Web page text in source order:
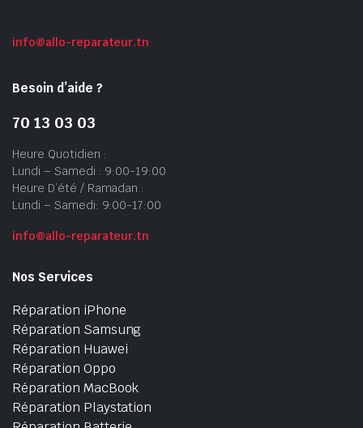
info@allo-reparateur.tn
Besoin d’aide ?
70 13 03 03
Heure Quotidien :
Lundi – Samedi : 9:00-19:00
Heure D’été / Ramadan :
Lundi – Samedi: 9:00-17:00
info@allo-reparateur.tn
Nos Services
Réparation iPhone
Réparation Samsung
Réparation Huawei
Réparation Oppo
Réparation MacBook
Réparation Playstation